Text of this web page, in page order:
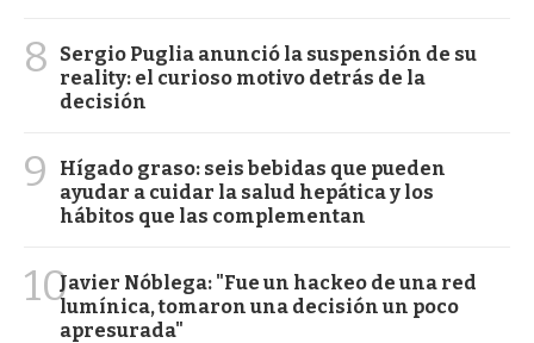
8
Sergio Puglia anunció la suspensión de su
reality: el curioso motivo detrás de la
decisión
9
Hígado graso: seis bebidas que pueden
ayudar a cuidar la salud hepática y los
hábitos que las complementan
10Javier Nóblega: "Fue un hackeo de una red
lumínica, tomaron una decisión un poco
apresurada"